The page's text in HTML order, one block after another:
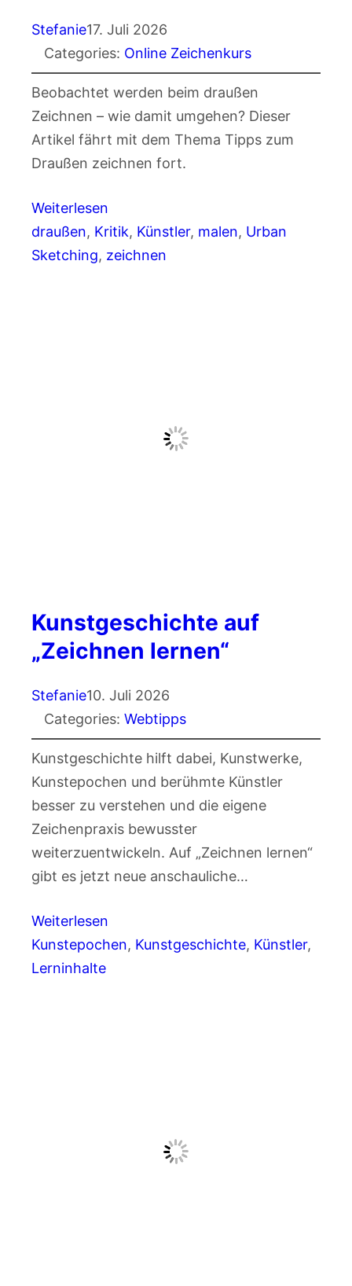
Stefanie17. Juli 2026
Categories: Online Zeichenkurs
Beobachtet werden beim draußen
Zeichnen – wie damit umgehen? Dieser
Artikel fährt mit dem Thema Tipps zum
Draußen zeichnen fort.
Weiterlesen
draußen, Kritik, Künstler, malen, Urban
Sketching, zeichnen
Kunstgeschichte auf
„Zeichnen lernen“
Stefanie10. Juli 2026
Categories: Webtipps
Kunstgeschichte hilft dabei, Kunstwerke,
Kunstepochen und berühmte Künstler
besser zu verstehen und die eigene
Zeichenpraxis bewusster
weiterzuentwickeln. Auf „Zeichnen lernen“
gibt es jetzt neue anschauliche…
Weiterlesen
Kunstepochen, Kunstgeschichte, Künstler
Lerninhalte